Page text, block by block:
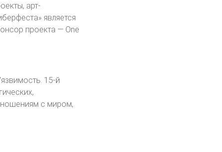
арт-
является
проекта — One
15-й
с миром,